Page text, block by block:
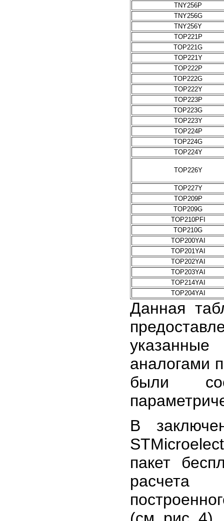
TNY256P
TNY256G
TNY256Y
TOP221P
TOP221G
TOP221Y
TOP222P
TOP222G
TOP222Y
TOP223P
TOP223G
TOP223Y
TOP224P
TOP224G
TOP224Y
TOP226Y
TOP227Y
TOP209P
TOP209G
TOP210PFI
TOP210G
TOP200YAI
TOP201YAI
TOP202YAI
TOP203YAI
TOP214YAI
TOP204YAI
Данная
аналогами
были
В
пакет
расчета